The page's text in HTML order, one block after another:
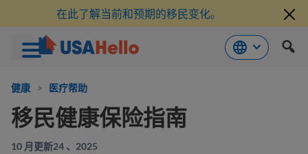
在此了解当前和预期的移民变化。
健康 > 医疗帮助
移民健康保险指南
10 月更新24 、2025